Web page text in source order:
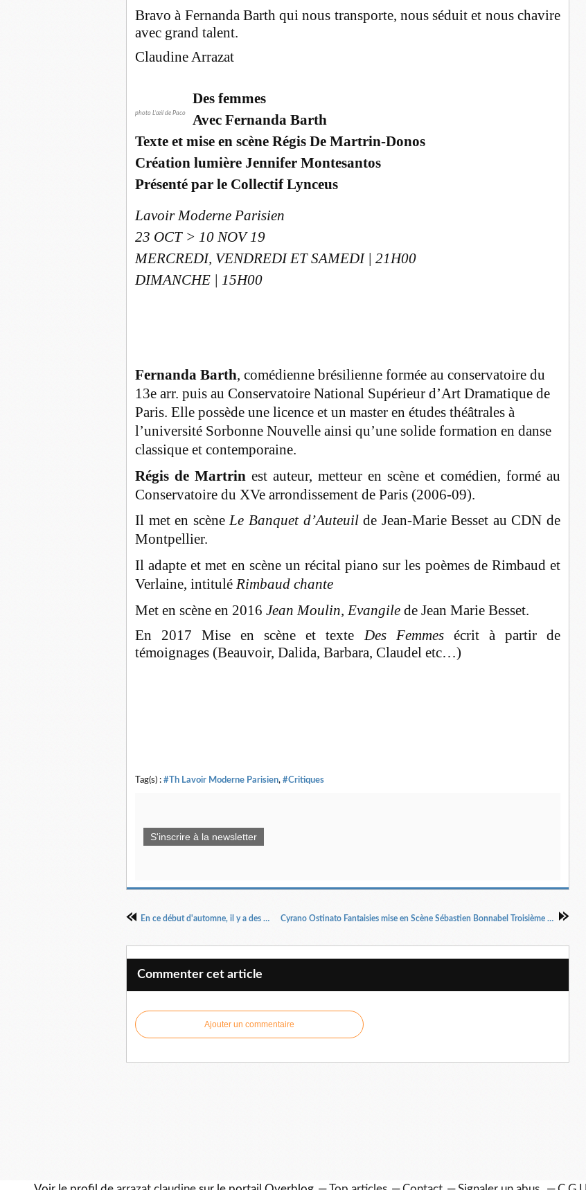
Bravo à Fernanda Barth qui nous transporte, nous séduit et nous chavire
avec grand talent.
Claudine Arrazat
photo L’œil de Paco
Des femmes
Avec Fernanda Barth
Texte et mise en scène Régis De Martrin-Donos
Création lumière Jennifer Montesantos
Présenté par le Collectif Lynceus
Lavoir Moderne Parisien
23 OCT > 10 NOV 19
MERCREDI, VENDREDI ET SAMEDI | 21H00
DIMANCHE | 15H00
Fernanda Barth, comédienne brésilienne formée au conservatoire du
13e arr. puis au Conservatoire National Supérieur d’Art Dramatique de
Paris. Elle possède une licence et un master en études théâtrales à
l’université Sorbonne Nouvelle ainsi qu’une solide formation en danse
classique et contemporaine.
Régis de Martrin est auteur, metteur en scène et comédien, formé au
Conservatoire du XVe arrondissement de Paris (2006-09).
Il met en scèneLe Banquet d’Auteuilde Jean-Marie Besset au CDN de
Montpellier.
Il adapte et met en scène un récital piano sur les poèmes de Rimbaud et
Verlaine, intitulé Rimbaud chante
Met en scène en 2016 Jean Moulin, Evangile de Jean Marie Besset.
En 2017 Mise en scène et texteDes Femmesécrit à partir de
témoignages (Beauvoir, Dalida, Barbara, Claudel etc…)
Tag(s) : #Th Lavoir Moderne Parisien, #Critiques
S'inscrire à la newsletter
En ce début d'automne, il y a des contes pour toutes et tous ! Cyrano Ostinato Fantaisies mise en Scène Sébastien Bonnabel Troisième pièce de théâtre immersif par La Cie du libre Acteur.
Commenter cet article
Ajouter un commentaire